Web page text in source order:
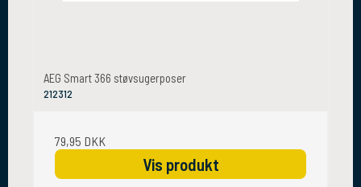
AEG Smart 366 støvsugerposer
212312
79,95 DKK
Vis produkt